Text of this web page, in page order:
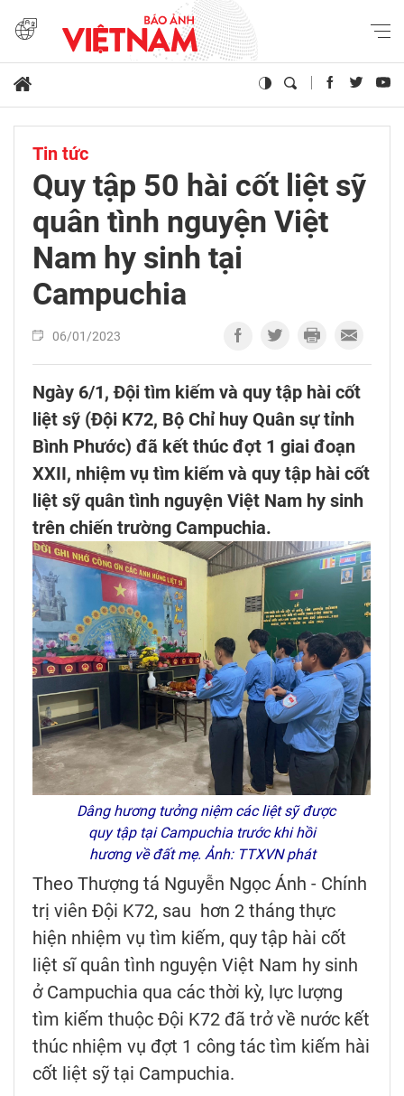
Tin tức
Quy tập 50 hài cốt liệt sỹ
quân tình nguyện Việt
Nam hy sinh tại
Campuchia
06/01/2023
Ngày 6/1, Đội tìm kiếm và quy tập hài cốt
liệt sỹ (Đội K72, Bộ Chỉ huy Quân sự tỉnh
Bình Phước) đã kết thúc đợt 1 giai đoạn
XXII, nhiệm vụ tìm kiếm và quy tập hài cốt
liệt sỹ quân tình nguyện Việt Nam hy sinh
trên chiến trường Campuchia.
Dâng hương tưởng niệm các liệt sỹ được
quy tập tại Campuchia trước khi hồi
hương về đất mẹ. Ảnh: TTXVN phát
Theo Thượng tá Nguyễn Ngọc Ánh - Chính
trị viên Đội K72, sau hơn 2 tháng thực
hiện nhiệm vụ tìm kiếm, quy tập hài cốt
liệt sĩ quân tình nguyện Việt Nam hy sinh
ở Campuchia qua các thời kỳ, lực lượng
tìm kiếm thuộc Đội K72 đã trở về nước kết
thúc nhiệm vụ đợt 1 công tác tìm kiếm hài
cốt liệt sỹ tại Campuchia.